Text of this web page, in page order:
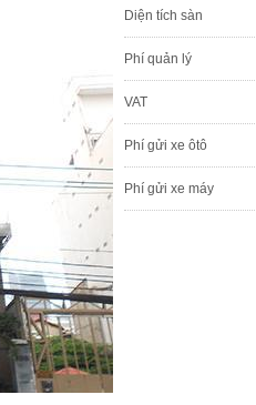
Diện tích sàn
Phí quản lý
VAT
Phí gửi xe ôtô
Phí gửi xe máy